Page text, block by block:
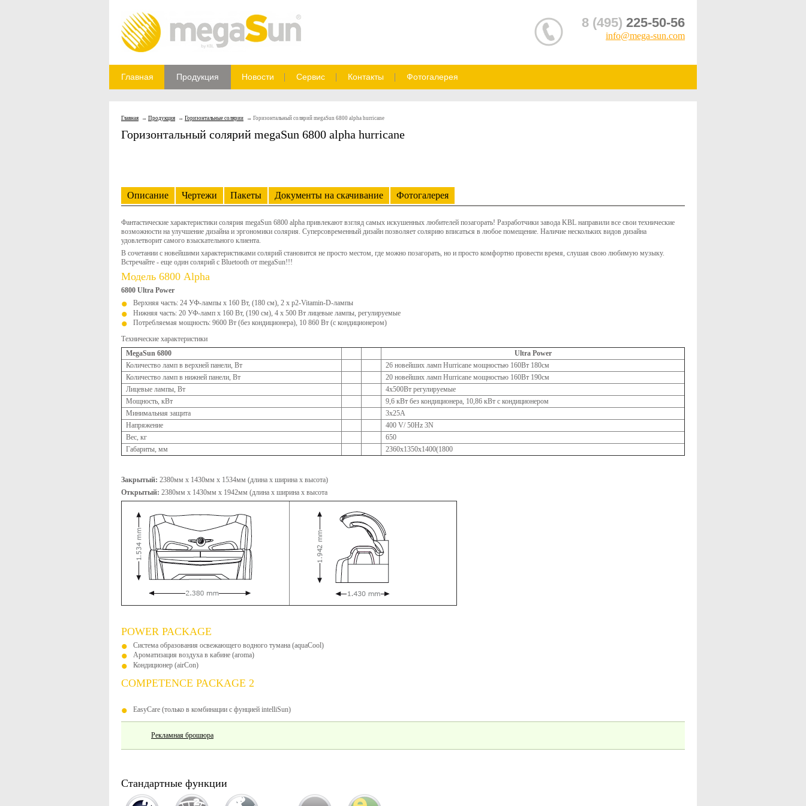
8 (495) 225-50-56
info@mega-sun.com
Главная Продукция Новости Сервис Контакты Фотогалерея
Главная Продукция Горизонтальные солярии Горизонтальный солярий megaSun 6800 alpha hurricane
Горизонтальный солярий megaSun 6800 alpha hurricane
Описание Чертежи Пакеты Документы на скачивание Фотогалерея
Фантастические характеристики солярия megaSun 6800 alpha привлекают взгляд самых искушенных любителей позагорать! Разработчики завода KBL направили все свои технические
возможности на улучшение дизайна и эргономики солярия. Суперсовременный дизайн позволяет солярию вписаться в любое помещение. Наличие нескольких видов дизайна
удовлетворит самого взыскательного клиента.
В сочетании с новейшими характеристиками солярий становится не просто местом, где можно позагорать, но и просто комфортно провести время, слушая свою любимую музыку.
Встречайте - еще один солярий с Bluetooth от megaSun!!!
Модель 6800 Alpha
6800 Ultra Power
Верхняя часть: 24 УФ-лампы x 160 Вт, (180 см), 2 x p2-Vitamin-D-лампы
Нижняя часть: 20 УФ-ламп x 160 Вт, (190 см), 4 x 500 Вт лицевые лампы, регулируемые
Потребляемая мощность: 9600 Вт (без кондиционера), 10 860 Вт (с кондиционером)
Технические характеристики
MegaSun 6800
Ultra Power
Количество ламп в верхней панели, Вт
26 новейших ламп Hurricane мощностью 160Вт 180см
Количество ламп в нижней панели, Вт
20 новейших ламп Hurricane мощностью 160Вт 190см
Лицевые лампы, Вт
4х500Вт регулируемые
Мощность, кВт
9,6 кВт без кондиционера, 10,86 кВт с кондиционером
Минимальная защита
3х25А
Напряжение
400 V/ 50Hz 3N
Вес, кг
650
Габариты, мм
2360х1350х1400(1800
Закрытый: 2380мм x 1430мм x 1534мм (длина x ширина x высота)
Открытый: 2380мм x 1430мм x 1942мм (длина x ширина x высота
POWER PACKAGE
Система образования освежающего водного тумана (aquaCool)
Ароматизация воздуха в кабине (aroma)
Кондиционер (airCon)
COMPETENCE PACKAGE 2
EasyCare (только в комбинации с фунцией intelliSun)
Рекламная брошюра
Стандартные функции